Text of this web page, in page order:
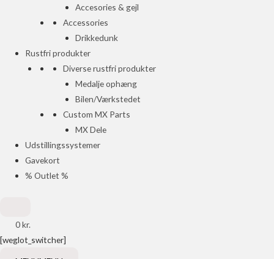
Accesories & gejl
Accessories
Drikkedunk
Rustfri produkter
Diverse rustfri produkter
Medalje ophæng
Bilen/Værkstedet
Custom MX Parts
MX Dele
Udstillingssystemer
Gavekort
% Outlet %
0kr.
[weglot_switcher]